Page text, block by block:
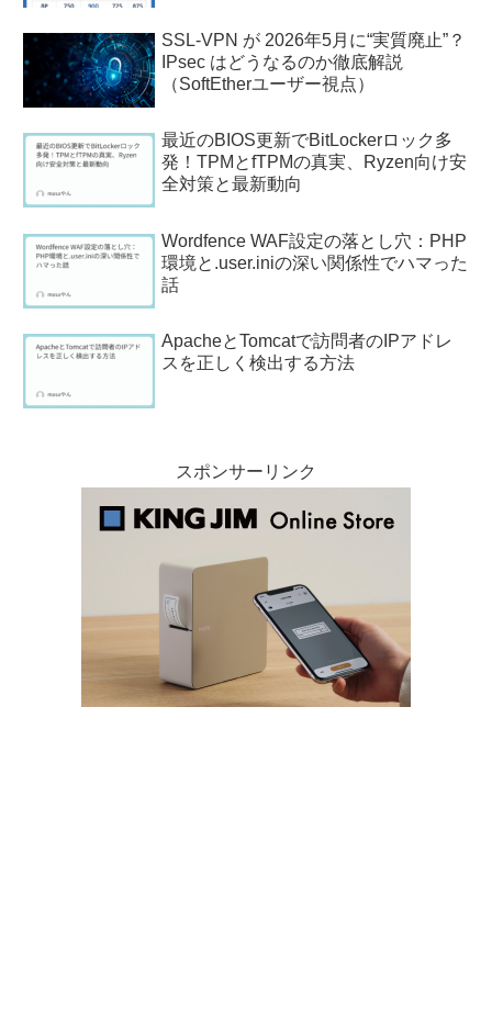
SSL-VPN が 2026年5月に“実質廃止”？
IPsec はどうなるのか徹底解説
（SoftEtherユーザー視点）
最近のBIOS更新でBitLockerロック多
発！TPMとfTPMの真実、Ryzen向け安
全対策と最新動向
Wordfence WAF設定の落とし穴：PHP
環境と.user.iniの深い関係性でハマった
話
ApacheとTomcatで訪問者のIPアドレ
スを正しく検出する方法
スポンサーリンク